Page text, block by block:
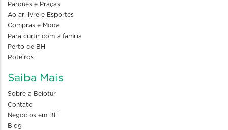
Parques e Praças
Ao ar livre e Esportes
Compras e Moda
Para curtir com a familia
Perto de BH
Roteiros
Saiba Mais
Sobre a Belotur
Contato
Negócios em BH
Blog